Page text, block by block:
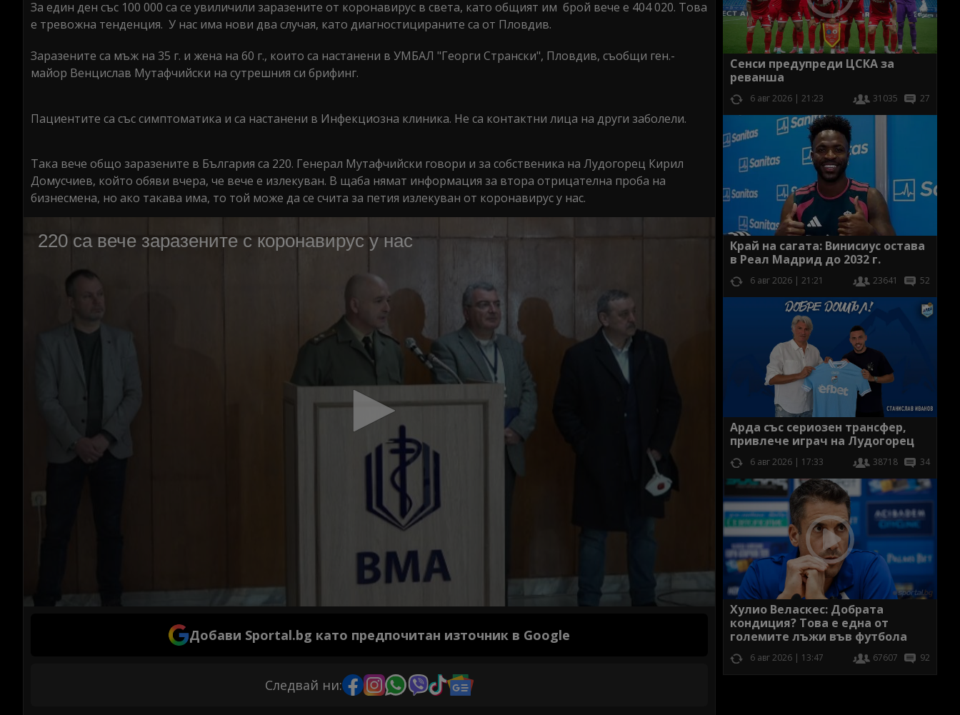
За един ден със 100 000 са се увиличили заразените от коронавирус в света, като общият им брой вече е 404 020. Това
е тревожна тенденция. У нас има нови два случая, като диагностицираните са от Пловдив.
Заразените са мъж на 35 г. и жена на 60 г., които са настанени в УМБАЛ "Георги Странски", Пловдив, съобщи ген.-
майор Венцислав Мутафчийски на сутрешния си брифинг.
Пациентите са със симптоматика и са настанени в Инфекциозна клиника. Не са контактни лица на други заболели.
Така вече общо заразените в България са 220. Генерал Мутафчийски говори и за собственика на Лудогорец Кирил
Домусчиев, който обяви вчера, че вече е излекуван. В щаба нямат информация за втора отрицателна проба на
бизнесмена, но ако такава има, то той може да се счита за петия излекуван от коронавирус у нас.
Добави Sportal.bg като предпочитан източник в Google
Следвай ни:
Сенси предупреди ЦСКА за
реванша
6 авг 2026 | 21:23 31035 27
Край на сагата: Винисиус остава
в Реал Мадрид до 2032 г.
6 авг 2026 | 21:21 23641 52
Арда със сериозен трансфер,
привлече играч на Лудогорец
6 авг 2026 | 17:33 38718 34
Хулио Веласкес: Добрата
кондиция? Това е една от
големите лъжи във футбола
6 авг 2026 | 13:47 67607 92